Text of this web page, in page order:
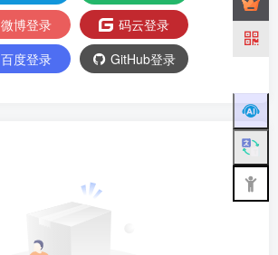
微博登录
码云登录
百度登录
GitHub登录